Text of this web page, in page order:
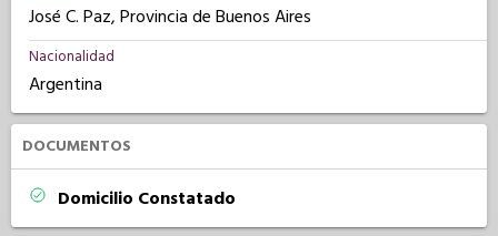
José C. Paz, Provincia de Buenos Aires
Nacionalidad
Argentina
DOCUMENTOS
Domicilio Constatado